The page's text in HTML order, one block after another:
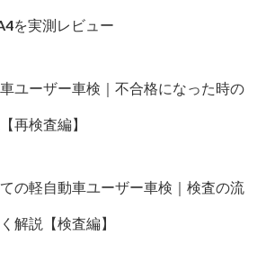
を実測レビュー
ユーザー車検｜不合格になった時の
再検査編】
ての軽自動車ユーザー車検｜検査の流
解説【検査編】